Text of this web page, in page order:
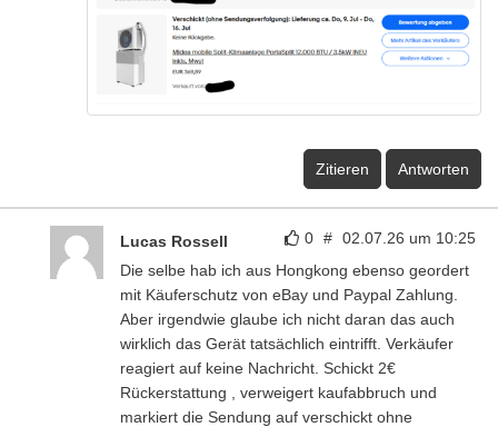
Zitieren Antworten
0 # 02.07.26 um 10:25
Lucas Rossell
Die selbe hab ich aus Hongkong ebenso geordert
mit Käuferschutz von eBay und Paypal Zahlung.
Aber irgendwie glaube ich nicht daran das auch
wirklich das Gerät tatsächlich eintrifft. Verkäufer
reagiert auf keine Nachricht. Schickt 2€
Rückerstattung , verweigert kaufabbruch und
markiert die Sendung auf verschickt ohne